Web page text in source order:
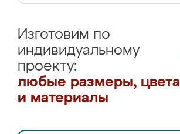
Изготовим по
индивидуальному
проекту:
любые размеры, цвета
и материалы